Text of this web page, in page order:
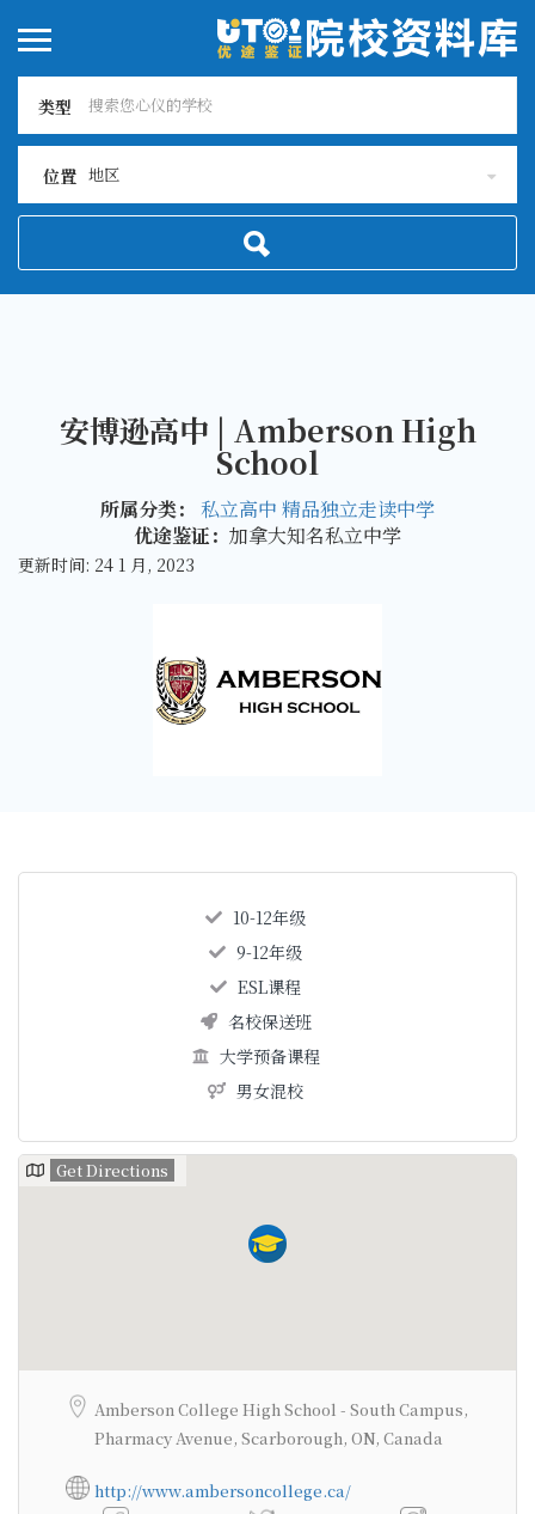
类型
位置 地区
安博逊高中 | Amberson High
School
所属分类： 私立高中 精品独立走读中学
优途鉴证： 加拿大知名私立中学
更新时间: 24 1 月, 2023
10-12年级
9-12年级
ESL课程
名校保送班
大学预备课程
男女混校
Get Directions
Amberson College High School - South Campus,
Pharmacy Avenue, Scarborough, ON, Canada
http://www.ambersoncollege.ca/